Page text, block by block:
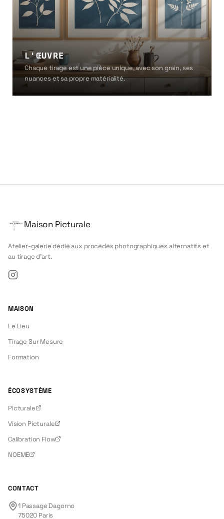
L'ŒUVRE
Chaque tirage est une pièce unique, avec son grain, ses
nuances et sa propre matérialité.
Maison Picturale
Atelier-galerie dédié aux procédés photographiques alternatifs et
au tirage d'art.
MAISON
Le Lieu
Tirage Sur Mesure
Formation
ÉCOSYSTÈME
Picturale
Vision Picturale
Calibration Flow
NOEME
CONTACT
1 Passage Dagorno
75020 Paris